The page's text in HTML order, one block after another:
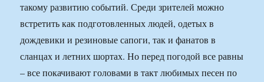
такому развитию событий. Среди зрителей можно
встретить как подготовленных людей, одетых в
дождевики и резиновые сапоги, так и фанатов в
сланцах и летних шортах. Но перед погодой все равны
– все покачивают головами в такт любимых песен по